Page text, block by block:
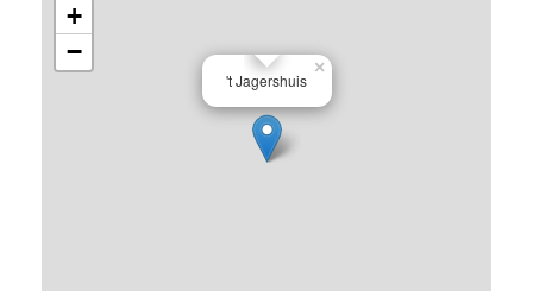
't Jagershuis
×
+
−